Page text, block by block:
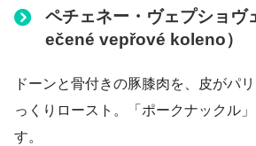
ペチェネー・ヴェプショヴ
ečené vepřové koleno）
ドーンと骨付きの豚膝肉を、皮がパ
っくりロースト。「ポークナックル
す。